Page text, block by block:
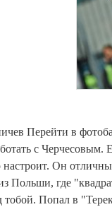
Перейти в
с Черчесовым.
настроит. Он
Польши, где
тобой. Попал в